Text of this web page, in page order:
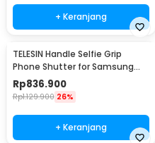
+ Keranjang
TELESIN Handle Selfie Grip
Phone Shutter for Samsung
S25 Ultra - P5-MCS-01-TSX
Rp836.900
Rp1.129.900 26%
+ Keranjang